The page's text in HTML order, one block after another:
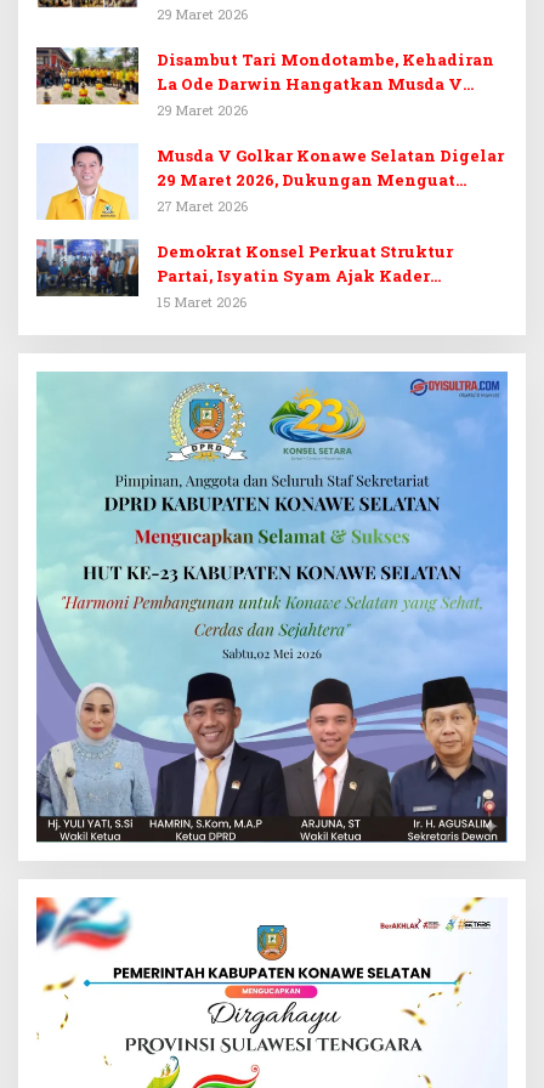
Target 14 Kursi DPRD Konawe Selatan
29 Maret 2026
Disambut Tari Mondotambe, Kehadiran
La Ode Darwin Hangatkan Musda V
Golkar Konsel
29 Maret 2026
Musda V Golkar Konawe Selatan Digelar
29 Maret 2026, Dukungan Menguat
untuk Irham Kalenggo
27 Maret 2026
Demokrat Konsel Perkuat Struktur
Partai, Isyatin Syam Ajak Kader
Kembalikan Kejayaan
15 Maret 2026